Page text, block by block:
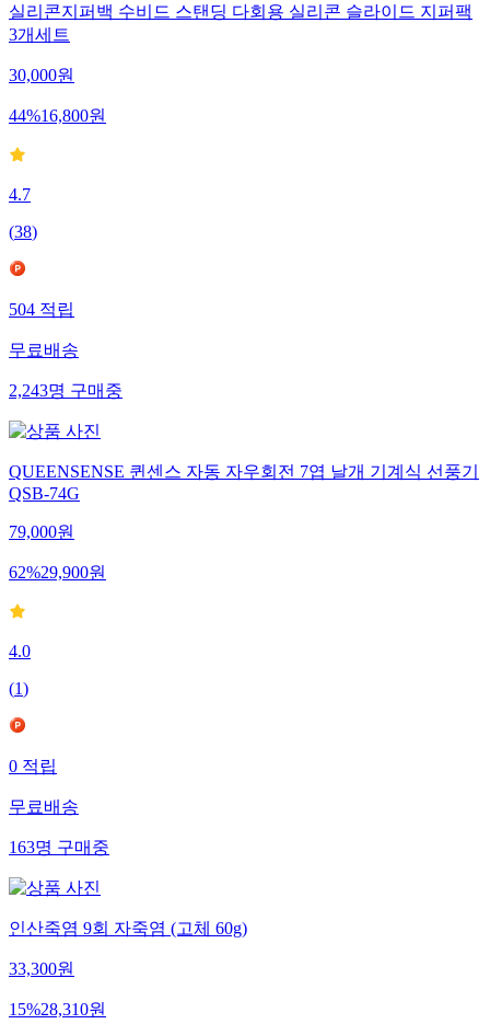
실리콘지퍼백 수비드 스탠딩 다회용 실리콘 슬라이드 지퍼팩
3개세트
30,000원
44%16,800원
4.7
(38)
504 적립
무료배송
2,243명 구매중
QUEENSENSE 퀸센스 자동 자우회전 7엽 날개 기계식 선풍기
QSB-74G
79,000원
62%29,900원
4.0
(1)
0 적립
무료배송
163명 구매중
인산죽염 9회 자죽염 (고체 60g)
33,300원
15%28,310원